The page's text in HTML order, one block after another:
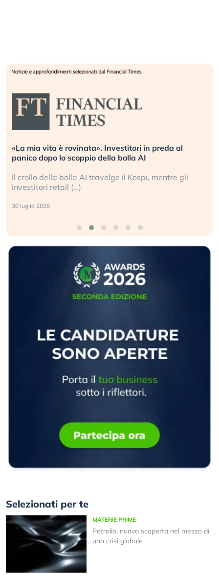
«La mia vita è rovinata». Investitori in preda al
panico dopo lo scoppio della bolla AI
Il crollo della bolla AI travolge il Kospi, mentre gli
investitori retail (…)
30 luglio 2026
Selezionati per te
MATERIE PRIME
Petrolio, nuova scoperta nel mezzo di
una crisi globale